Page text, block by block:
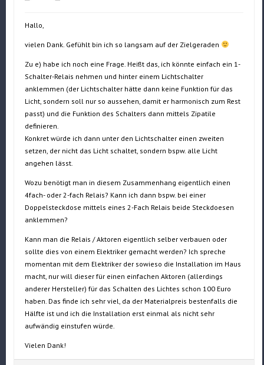
Hallo,
vielen Dank. Gefühlt bin ich so langsam auf der Zielgeraden
Zu e) habe ich noch eine Frage. Heißt das, ich könnte einfach ein 1-
Schalter-Relais nehmen und hinter einem Lichtschalter
anklemmen (der Lichtschalter hätte dann keine Funktion für das
Licht, sondern soll nur so aussehen, damit er harmonisch zum Rest
passt) und die Funktion des Schalters dann mittels Zipatile
definieren.
Konkret würde ich dann unter den Lichtschalter einen zweiten
setzen, der nicht das Licht schaltet, sondern bspw. alle Licht
angehen lässt.
Wozu benötigt man in diesem Zusammenhang eigentlich einen
4fach- oder 2-fach Relais? Kann ich dann bspw. bei einer
Doppelsteckdose mittels eines 2-Fach Relais beide Steckdoesen
anklemmen?
Kann man die Relais / Aktoren eigentlich selber verbauen oder
sollte dies von einem Elektriker gemacht werden? Ich spreche
momentan mit dem Elektriker der sowieso die Installation im Haus
macht, nur will dieser für einen einfachen Aktoren (allerdings
anderer Hersteller) für das Schalten des Lichtes schon 100 Euro
haben. Das finde ich sehr viel, da der Materialpreis bestenfalls die
Hälfte ist und ich die Installation erst einmal als nicht sehr
aufwändig einstufen würde.
Vielen Dank!